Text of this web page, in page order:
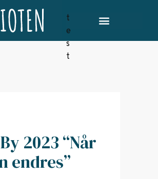
2023 “Når
endres”